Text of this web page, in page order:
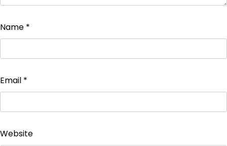
Name *
Email *
Website